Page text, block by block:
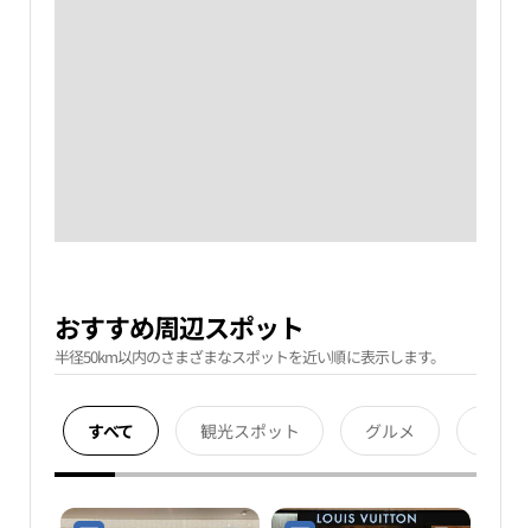
おすすめ周辺スポット
半径50km以内のさまざまなスポットを近い順に表示します。
すべて 観光スポット グルメ